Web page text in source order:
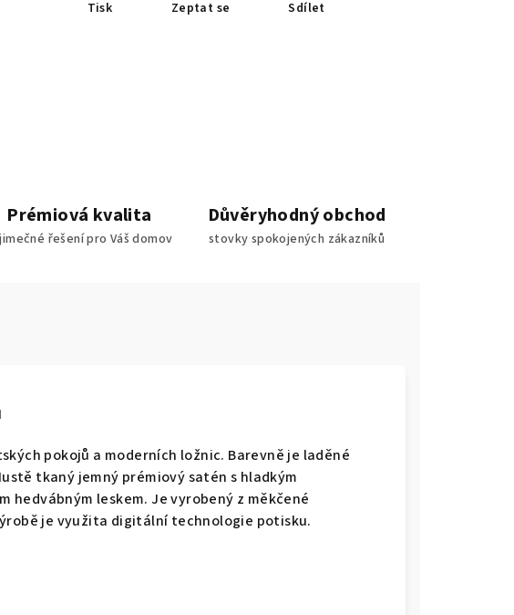
Tisk Zeptat se Sdílet
Prémiová kvalita
řešení pro Váš domov
Důvěryhodný obchod
stovky spokojených zákazníků
pokojů a moderních ložnic. Barevně je laděné
tkaný jemný prémiový satén s hladkým
hedvábným leskem. Je vyrobený z měkčené
je využita digitální technologie potisku.